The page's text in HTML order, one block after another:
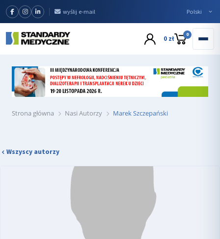
wyślij e-mail
0 zł 0
Strona główna Nasi Autorzy Marek Szczepański
Wszyscy autorzy